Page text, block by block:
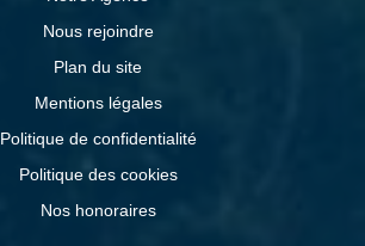
Nous rejoindre
Plan du site
Mentions légales
Politique de confidentialité
Politique des cookies
Nos honoraires